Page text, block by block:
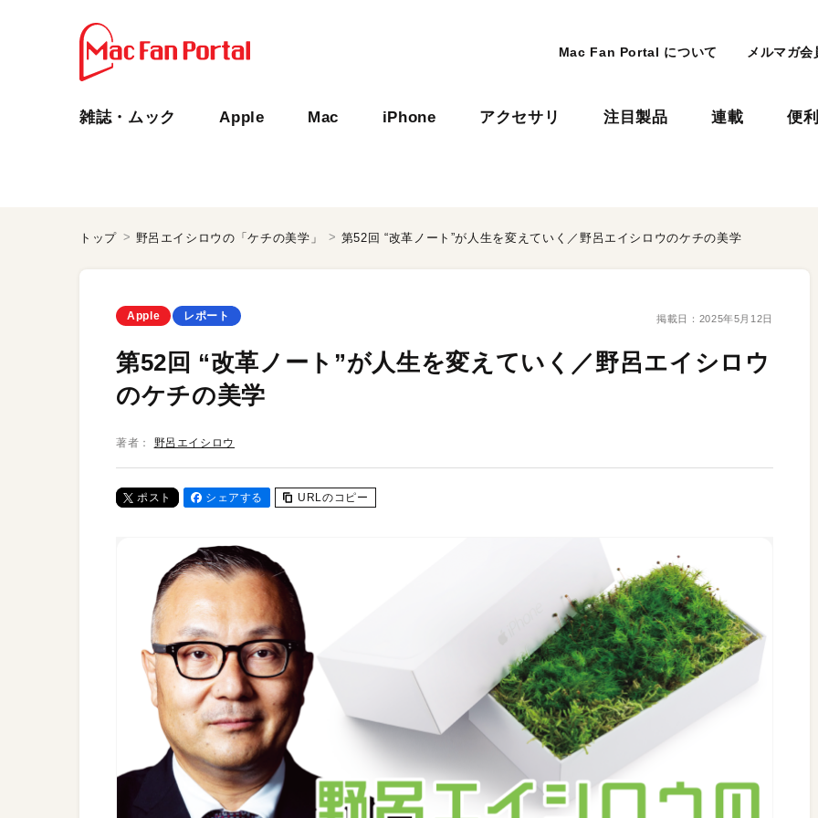
Mac Fan Portal について メルマガ会
雑誌・ムック Apple Mac iPhone アクセサリ 注目製品 連載 便
トップ 野呂エイシロウの「ケチの美学」 第52回 “改革ノート”が人生を変えていく／野呂エイシロウのケチの美学
Apple レポート 掲載日： 2025年5月12日
第52回 “改革ノート”が人生を変えていく／野呂エイシロウ
のケチの美学
著者： 野呂エイシロウ
ポスト シェアする URLのコピー